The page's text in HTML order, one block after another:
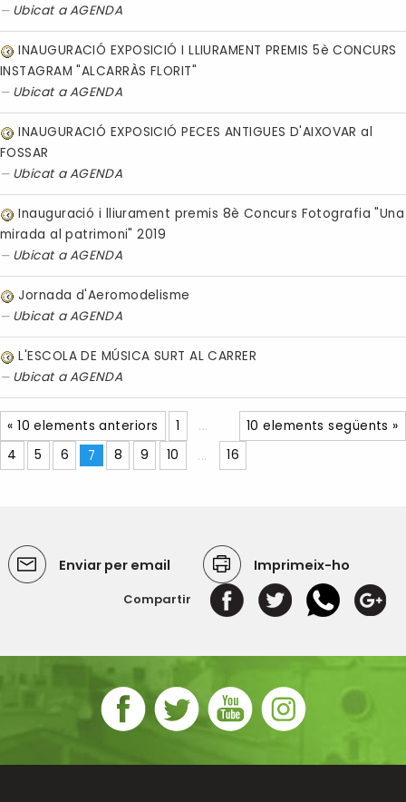
Ubicat aAGENDA
INAUGURACIÓ EXPOSICIÓ I LLIURAMENT PREMIS 5è CONCURS
INSTAGRAM "ALCARRÀS FLORIT"
Ubicat aAGENDA
INAUGURACIÓ EXPOSICIÓ PECES ANTIGUES D'AIXOVAR al
FOSSAR
Ubicat aAGENDA
Inauguració i lliurament premis 8è Concurs Fotografia "Una
mirada al patrimoni" 2019
Ubicat aAGENDA
Jornada d'Aeromodelisme
Ubicat aAGENDA
L'ESCOLA DE MÚSICA SURT AL CARRER
Ubicat aAGENDA
« 10 elements anteriors 10 elements següents »
1
...
4
5 6 7 8 9 10 ... 16
Enviar per email Imprimeix-ho
Compartir